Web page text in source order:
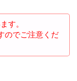
す。
のでご注意くだ